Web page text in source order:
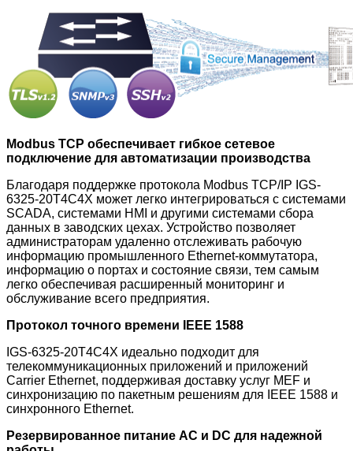
Modbus TCP обеспечивает гибкое сетевое
подключение для автоматизации производства
Благодаря поддержке протокола Modbus TCP/IP IGS-
6325-20T4C4X может легко интегрироваться с системами
SCADA, системами HMI и другими системами сбора
данных в заводских цехах. Устройство позволяет
администраторам удаленно отслеживать рабочую
информацию промышленного Ethernet-коммутатора,
информацию о портах и состояние связи, тем самым
легко обеспечивая расширенный мониторинг и
обслуживание всего предприятия.
Протокол точного времени IEEE 1588
IGS-6325-20T4C4X идеально подходит для
телекоммуникационных приложений и приложений
Carrier Ethernet, поддерживая доставку услуг MEF и
синхронизацию по пакетным решениям для IEEE 1588 и
синхронного Ethernet.
Резервированное питание AC и DC для надежной